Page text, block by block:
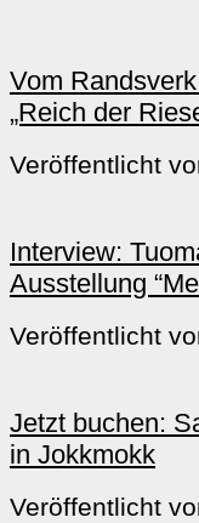
Vom
„Reich der
Veröffentlicht
Interview:
Ausstellung
Veröffentlicht
Jetzt buchen:
in Jokkmokk
Veröffentlicht